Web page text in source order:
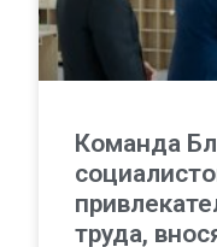
Команда
труда,